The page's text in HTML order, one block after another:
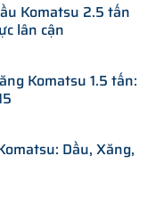
Komatsu 2.5 tấn
lân cận
Komatsu 1.5 tấn:
Dầu, Xăng,